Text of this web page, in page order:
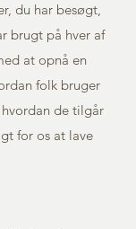
du har besøgt,
brugt på hver af
at opnå en
folk bruger
de tilgår
for os at lave